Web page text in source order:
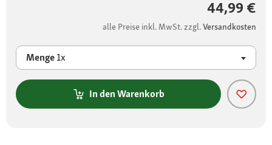
44,99 €
alle Preise inkl. MwSt. zzgl.Versandkosten
Menge1x
In den Warenkorb